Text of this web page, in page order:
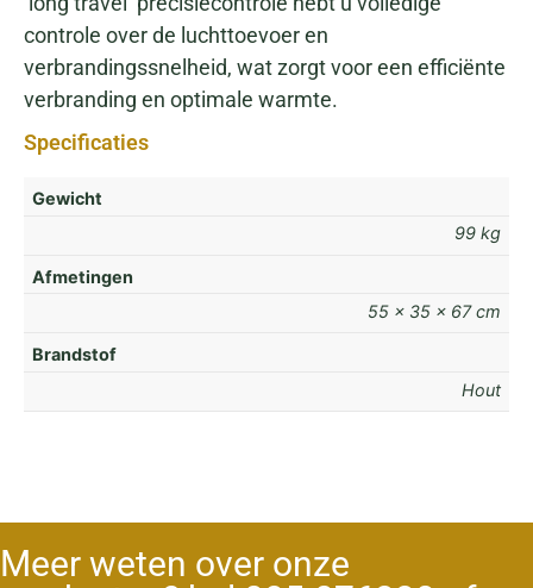
controle over de luchttoevoer en
verbrandingssnelheid, wat zorgt voor een efficiënte
verbranding en optimale warmte.
Specificaties
Gewicht
99 kg
Afmetingen
55 × 35 × 67 cm
Brandstof
Hout
Meer weten over onze